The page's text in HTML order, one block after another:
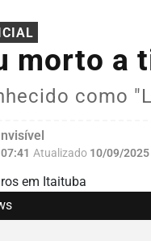
morto a
como
Atualizado 10/09/